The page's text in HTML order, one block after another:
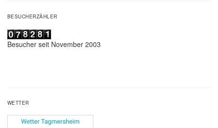
BESUCHERZÄHLER
Besucher seit November 2003
WETTER